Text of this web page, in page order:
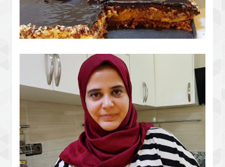
بدون فرن أو بيسكوي وبكريمة ساهلة
حضري ألذ طورطة باردة